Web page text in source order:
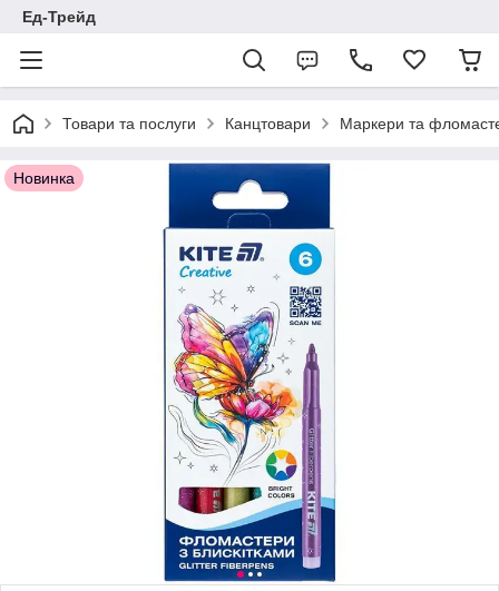
Ед-Трейд
Товари та послуги Канцтовари Маркери та
Новинка